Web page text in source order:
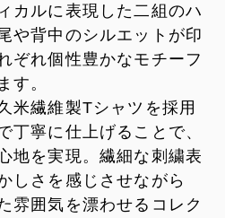
カルに表現した二組のハ
や背中のシルエットが印
ぞれ個性豊かなモチーフ
す。
米繊維製Tシャツを採用
丁寧に仕上げることで、
地を実現。繊細な刺繍表
しさを感じさせながら
雰囲気を漂わせるコレク